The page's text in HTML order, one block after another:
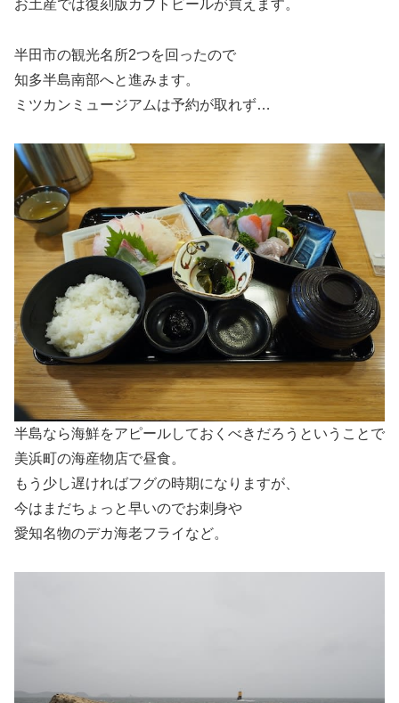
お土産では復刻版カブトビールが買えます。
半田市の観光名所2つを回ったので
知多半島南部へと進みます。
ミツカンミュージアムは予約が取れず…
半島なら海鮮をアピールしておくべきだろうということで
美浜町の海産物店で昼食。
もう少し遅ければフグの時期になりますが、
今はまだちょっと早いのでお刺身や
愛知名物のデカ海老フライなど。